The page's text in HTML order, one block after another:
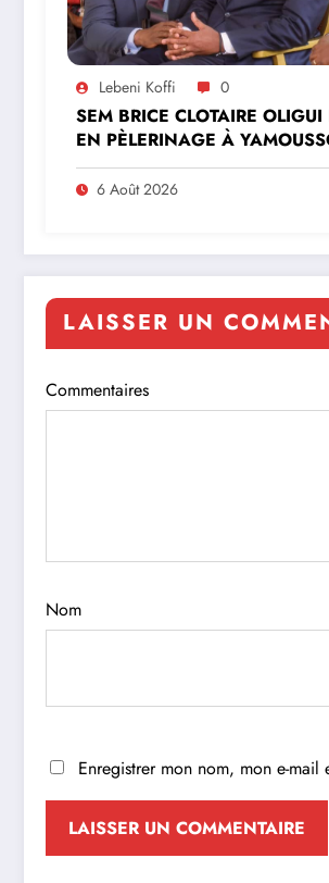
Lebeni Koffi 0
SEM BRICE CLOTAIRE
EN PÈLERINAGE À
MINISTRE PAULIN CLAUDE
PREND PART À LA CÉRÉMONIE
6 Août 2026
LAISSER UN
Commentaires
Nom
Enregistrer mon nom, mon e-